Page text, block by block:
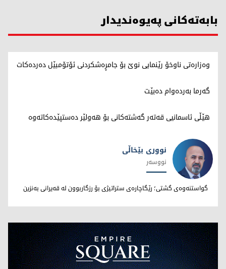
بابەتەکانی پەیوەندیدار
وەزارەتی ناوخۆ رێنمایی نوێ بۆ جامڕەشکردنی ئۆتۆمبێل دەردەکات
گەرما بەردەوام دەبێت
هێڵی ئاسمانیی قەتەر گەشتەکانی بۆ هەولێر دەستپێدەکاتەوە
نووری بێخاڵی
نووری بێخاڵی
نووسەر
گواستنەوەی گشتی؛ رێگاچارەی ستراتیژی بۆ رزگاربوون لە قەیرانی بەنزین